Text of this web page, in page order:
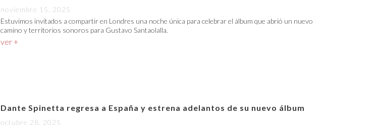
noviembre 15, 2025
Estuvimos invitados a compartir en Londres una noche única para celebrar el álbum que abrió un nuevo
camino y territorios sonoros para Gustavo Santaolalla.
ver +
Dante Spinetta regresa a España y estrena adelantos de su nuevo álbum
octubre 28, 2025